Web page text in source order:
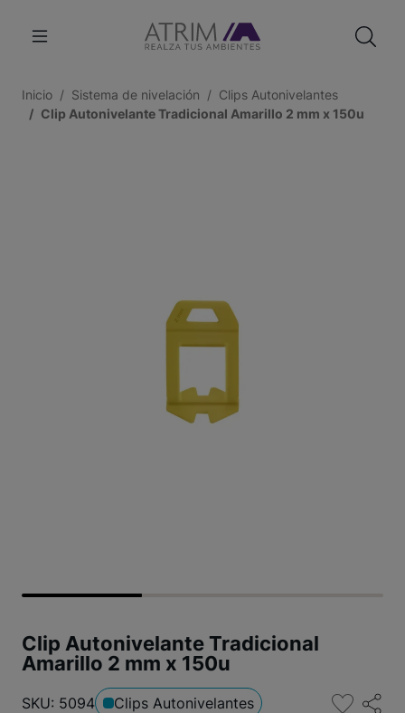
Inicio Sistema de nivelación
Clips Autonivelantes
Clip Autonivelante Tradicional Amarillo 2 mm x 150u
Clip Autonivelante Tradicional
Amarillo 2 mm x 150u
SKU: 5094 Clips Autonivelantes